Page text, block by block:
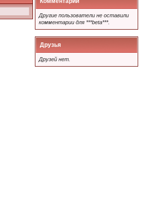
Другие пользователи не оставили
комментарии для ***beta***.
Друзья
Друзей нет.